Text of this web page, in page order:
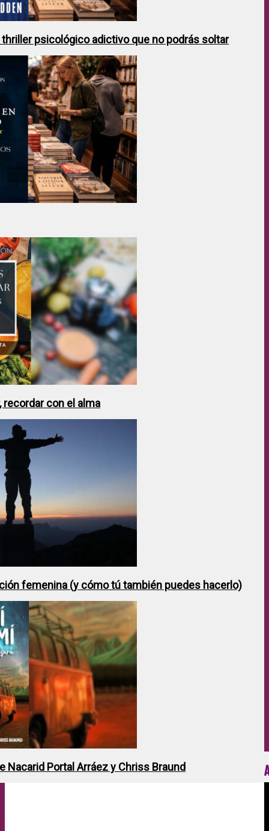
thriller psicológico adictivo que no podrás soltar
recordar con el alma
femenina (y cómo tú también puedes hacerlo)
Nacarid Portal Arráez y Chriss Braund